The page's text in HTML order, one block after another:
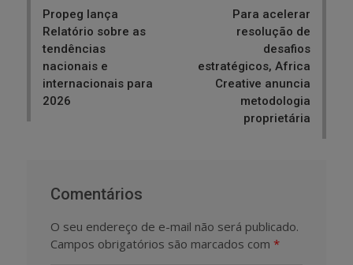
Propeg lança
Relatório sobre as
tendências
nacionais e
internacionais para
2026
Para acelerar
resolução de
desafios
estratégicos, Africa
Creative anuncia
metodologia
proprietária
Comentários
O seu endereço de e-mail não será publicado.
Campos obrigatórios são marcados com *